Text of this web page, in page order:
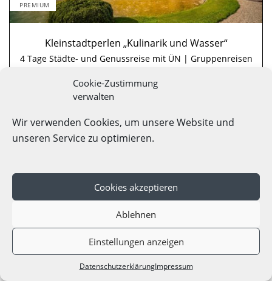
Cookie-Zustimmung
verwalten
Wir verwenden Cookies, um unsere Website und
unseren Service zu optimieren.
Cookies akzeptieren
Ablehnen
Einstellungen anzeigen
DatenschutzerklärungImpressum
PREMIUM
Kleinstadtperlen „Kulinarik und Wasser“
4 Tage Städte- und Genussreise mit ÜN | Gruppenreisen
Tourismus Marketing GmbH Baden-Württemberg
Radolfzell am Bodensee, Bodensee
Angebote Karte